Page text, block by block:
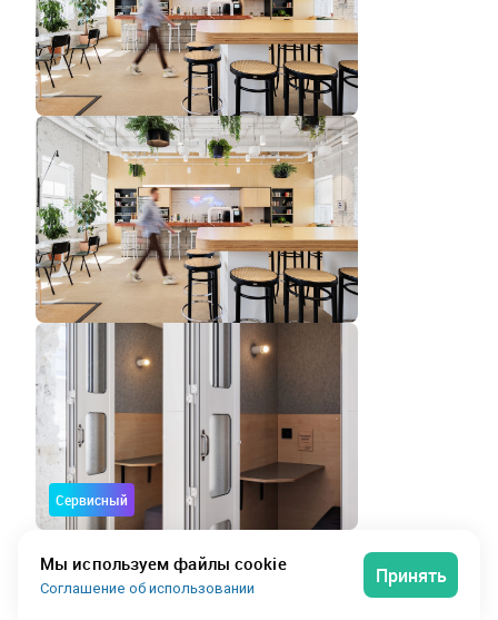
Сервисный
Офис на 22 рабочих места
Мы используем файлы cookie
Соглашение об использовании
Принять